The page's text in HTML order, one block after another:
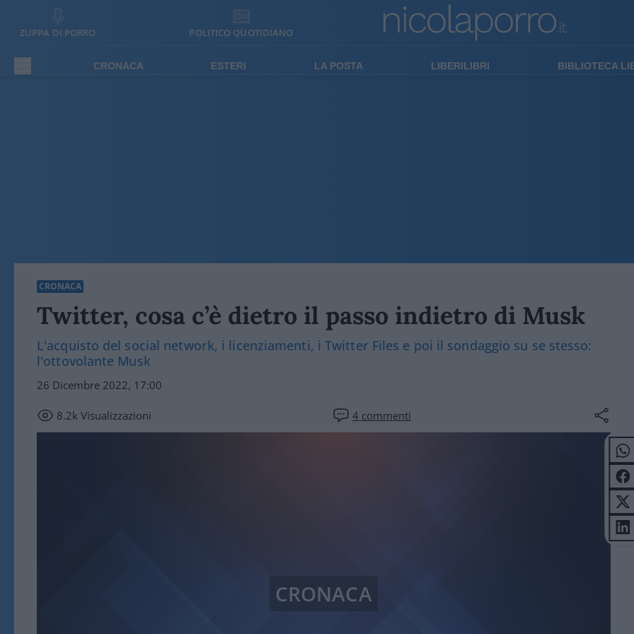
ZUPPA DI PORRO POLITICO QUOTIDIANO
CRONACA ESTERI LA POSTA LIBERILIBRI BIBLIOTECA
CRONACA
Twitter, cosa c’è dietro il passo indietro di Musk
L'acquisto del social network, i licenziamenti, i Twitter Files e poi il sondaggio su se stesso:
l'ottovolante Musk
26 Dicembre 2022, 17:00
8.2k Visualizzazioni 4 commenti
CRONACA